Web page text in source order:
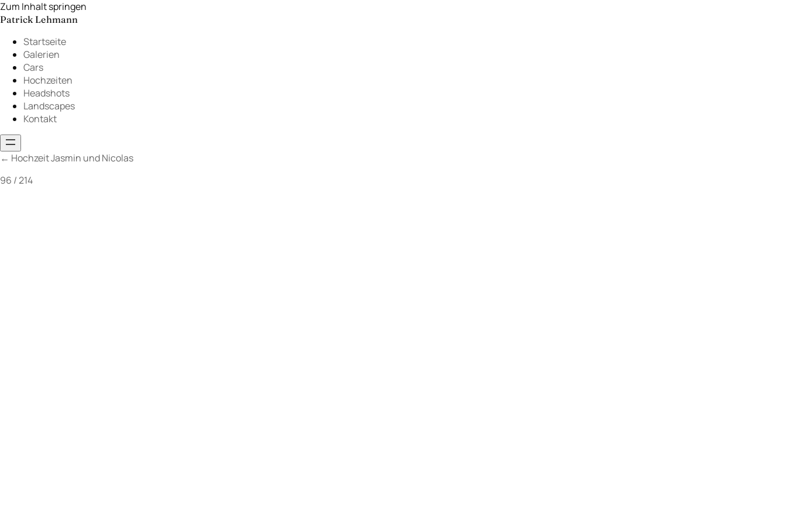
Zum Inhalt springen
Patrick Lehmann
Startseite
Galerien
Cars
Hochzeiten
Headshots
Landscapes
Kontakt
← Hochzeit Jasmin und Nicolas
96 / 214